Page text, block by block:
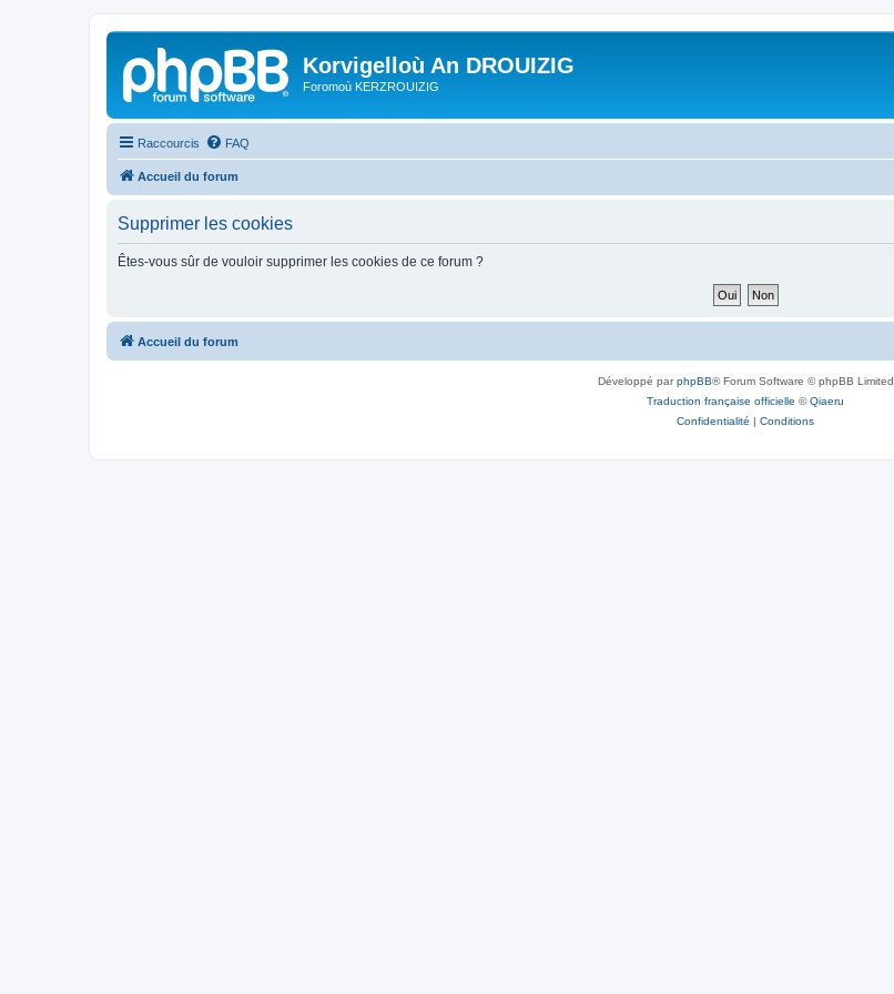
Korvigelloù An DROUIZIG
Foromoù KERZROUIZIG
Raccourcis FAQ
Accueil du forum
Supprimer les cookies
Êtes-vous sûr de vouloir supprimer les cookies de ce forum ?
Accueil du forum
Développé parphpBB® Forum Software © phpBB Limited
Traduction française officielle ©Qiaeru
Confidentialité | Conditions